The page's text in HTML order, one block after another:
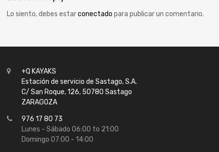
Lo siento, debes estarconectado para publicar un comentario.
+Q KAYAKS
Estación de servicio de Sastago, S.A.
C/ San Roque, 126, 50780 Sastago
ZARAGOZA
976 17 80 73
Lunes - Sábado 06:00 to 21:00
Domingo 07:00 - 14:00